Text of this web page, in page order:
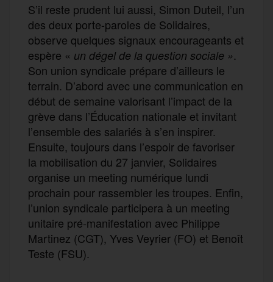
S’il reste prudent lui aussi, Simon Duteil, l’un
des deux porte-paroles de Solidaires,
observe quelques signaux encourageants et
espère « un dégel de la question sociale ».
Son union syndicale prépare d’ailleurs le
terrain. D’abord avec une communication en
début de semaine valorisant l’impact de la
grève dans l’Éducation nationale et invitant
l’ensemble des salariés à s’en inspirer.
Ensuite, toujours dans l’espoir de favoriser
la mobilisation du 27 janvier, Solidaires
organise un meeting numérique lundi
prochain pour rassembler les troupes. Enfin,
l’union syndicale participera à un meeting
unitaire pré-manifestation avec Philippe
Martinez (CGT), Yves Veyrier (FO) et Benoît
Teste (FSU).